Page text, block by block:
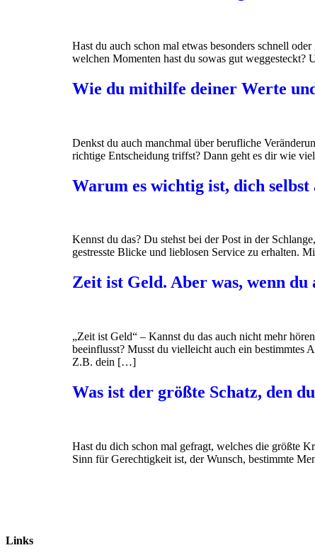
Hast du auch schon mal etwas besonders schnell
welchen Momenten hast du sowas gut
Wie du mithilfe deiner Werte
Denkst du auch manchmal über berufliche
richtige Entscheidung triffst? Dann geht es dir wie
Warum es wichtig ist, dich selbst
Kennst du das? Du stehst bei der Post in der
gestresste Blicke und lieblosen Service zu erhalten.
Zeit ist Geld. Aber was, wenn
„Zeit ist Geld“ – Kannst du das auch nicht mehr
beeinflusst? Musst du vielleicht auch ein bestimmtes
Z.B. dein […]
Was ist der größte Schatz, den
Hast du dich schon mal gefragt, welches die größte
Sinn für Gerechtigkeit ist, der Wunsch, bestimmte
Links